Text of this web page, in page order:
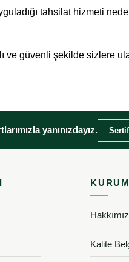
tahsilat hizmeti
güvenli şekilde sizlere
yanınızdayız.
Kalite